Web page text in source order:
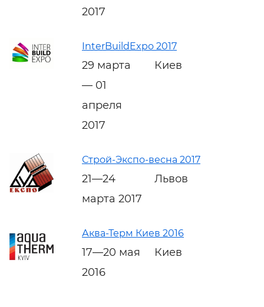
2017
InterBuildExpo 2017
29 марта
— 01
апреля
2017
Киев
Строй-Экспо-весна 2017
21—24
марта 2017
Львов
Аква-Терм Киев 2016
17—20 мая
2016
Киев